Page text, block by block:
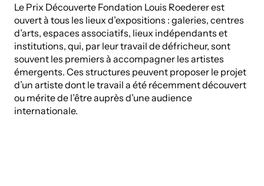
Le Prix Découverte Fondation Louis Roederer est
ouvert à tous les lieux d’expositions : galeries, centres
d’arts, espaces associatifs, lieux indépendants et
institutions, qui, par leur travail de défricheur, sont
souvent les premiers à accompagner les artistes
émergents. Ces structures peuvent proposer le projet
d’un artiste dont le travail a été récemment découvert
ou mérite de l’être auprès d’une audience
internationale.